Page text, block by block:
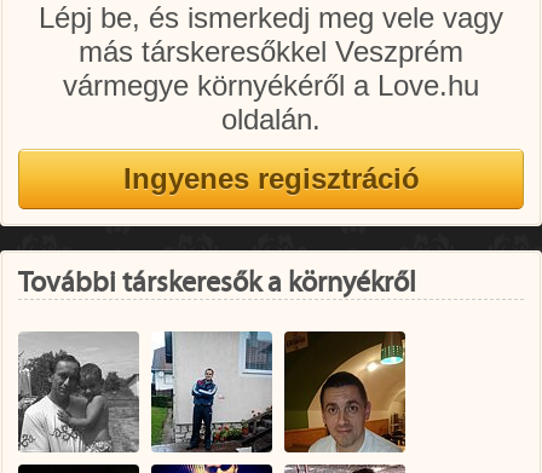
Lépj be, és ismerkedj meg vele vagy
más társkeresőkkel Veszprém
vármegye környékéről a Love.hu
oldalán.
További társkeresők a környékről